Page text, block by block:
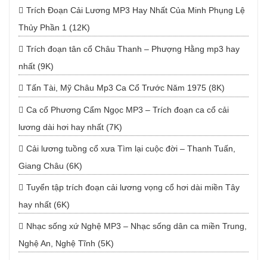
Trích Đoạn Cải Lương MP3 Hay Nhất Của Minh Phụng Lệ
Thủy Phần 1 (12K)
Trích đoạn tân cổ Châu Thanh – Phượng Hằng mp3 hay
nhất (9K)
Tấn Tài, Mỹ Châu Mp3 Ca Cổ Trước Năm 1975 (8K)
Ca cổ Phương Cẩm Ngọc MP3 – Trích đoạn ca cổ cải
lương dài hơi hay nhất (7K)
Cải lương tuồng cổ xưa Tìm lại cuộc đời – Thanh Tuấn,
Giang Châu (6K)
Tuyển tập trích đoạn cải lương vọng cổ hơi dài miền Tây
hay nhất (6K)
Nhạc sống xứ Nghệ MP3 – Nhạc sống dân ca miền Trung,
Nghệ An, Nghệ Tĩnh (5K)